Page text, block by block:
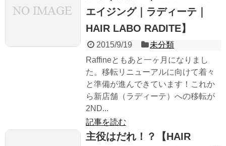
エイジング｜ラディーテ｜
HAIR LABO RADITE】
2015/9/19
未分類
Raffineともあと一ヶ月になりまし
た。移転リニューアルに向けて着々
と準備が進んできています！これか
ら新店舗（ラディーテ）への移転が
2ND...
記事を読む
主役はだれ！？【HAIR